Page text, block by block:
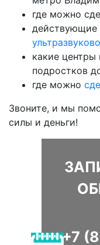
где можно
действующие
какие
подростков
где можно
Звоните, и мы
силы и деньги!
+7